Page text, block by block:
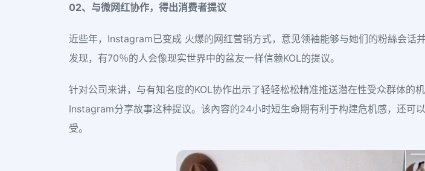
02、与微网红协作，得出消费者提议
近些年，Instagram已变成 火爆的网红营销方式，意见领袖能够与她们的粉絲会
发现，有70％的人会像现实世界中的盆友一样信赖KOL的提议。
针对公司来讲，与有知名度的KOL协作出示了轻轻松松精准推送潜在性受众群体的
Instagram分享故事这种提议。该內容的24小时短生命期有利于构建危机感，还
受。